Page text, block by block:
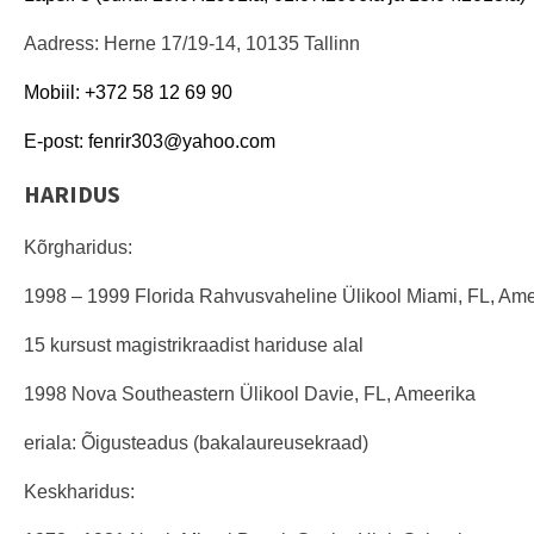
Aadress: Herne 17/19-14, 10135 Tallinn
Mobiil: +372 58 12 69 90
E-post: fenrir303@yahoo.com
HARIDUS
Kõrgharidus:
1998 – 1999 Florida Rahvusvaheline Ülikool Miami, FL,
15 kursust magistrikraadist hariduse alal
1998 Nova Southeastern Ülikool Davie, FL, Ameerika
eriala: Õigusteadus (bakalaureusekraad)
Keskharidus: